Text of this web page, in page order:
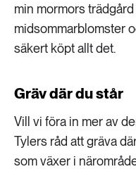
min mormors
midsommarblomster
säkert köpt allt det.
Gräv där du står
Vill vi föra in mer av
Tylers råd att gräva
som växer i